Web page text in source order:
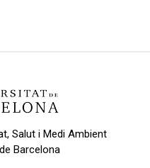
Salut i Medi Ambient
Barcelona